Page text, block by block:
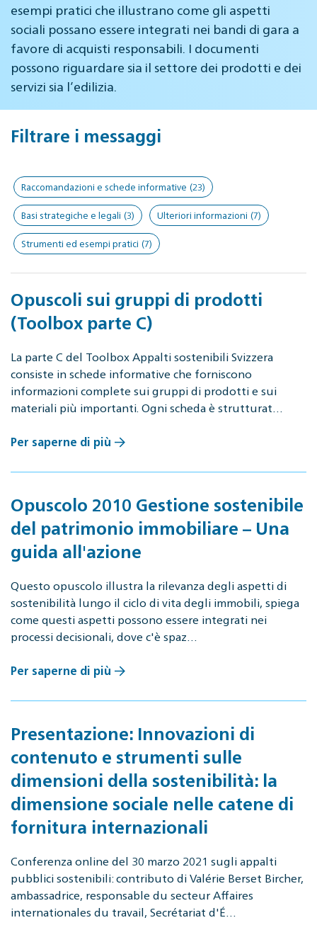
esempi pratici che illustrano come gli aspetti
sociali possano essere integrati nei bandi di gara a
favore di acquisti responsabili. I documenti
possono riguardare sia il settore dei prodotti e dei
servizi sia l’edilizia.
Filtrare i messaggi
Raccomandazioni e schede informative (23)
Basi strategiche e legali (3) Ulteriori informazioni (7)
Strumenti ed esempi pratici (7)
Opuscoli sui gruppi di prodotti
(Toolbox parte C)
La parte C del Toolbox Appalti sostenibili Svizzera
consiste in schede informative che forniscono
informazioni complete sui gruppi di prodotti e sui
materiali più importanti. Ogni scheda è strutturat…
Per saperne di più
Opuscolo 2010 Gestione sostenibile
del patrimonio immobiliare – Una
guida all'azione
Questo opuscolo illustra la rilevanza degli aspetti di
sostenibilità lungo il ciclo di vita degli immobili, spiega
come questi aspetti possono essere integrati nei
processi decisionali, dove c'è spaz…
Per saperne di più
Presentazione: Innovazioni di
contenuto e strumenti sulle
dimensioni della sostenibilità: la
dimensione sociale nelle catene di
fornitura internazionali
Conferenza online del 30 marzo 2021 sugli appalti
pubblici sostenibili: contributo di Valérie Berset Bircher,
ambassadrice, responsable du secteur Affaires
internationales du travail, Secrétariat d'É…